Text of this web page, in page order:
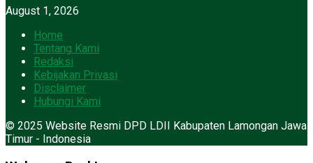
August 1, 2026
Home
Tentang Kami
Redaksi
Kebijakan Privasi
Disclaimer
Hubungi Kami
© 2025 Website Resmi DPD LDII Kabupaten Lamongan Jawa
Timur - Indonesia